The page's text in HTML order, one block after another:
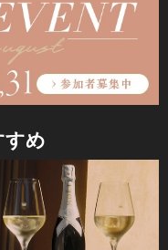
め